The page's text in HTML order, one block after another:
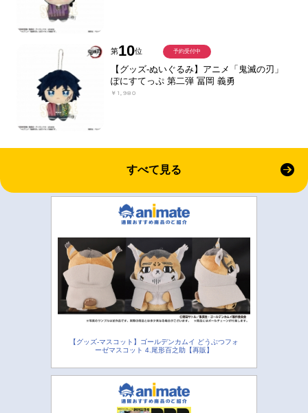
第10位
【グッズ-ぬいぐるみ】アニメ「鬼滅の刃」
ぽにすてっぷ 第二弾 冨岡 義勇
￥1,980
予約受付中
すべて見る
【グッズ-マスコット】ゴールデンカムイ どうぶつフォ
ーゼマスコット 4.尾形百之助【再販】